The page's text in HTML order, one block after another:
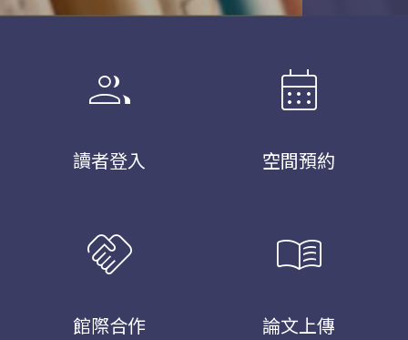
group
讀者登入
calendar_month
空間預約
handshake
館際合作
menu_book
論文上傳